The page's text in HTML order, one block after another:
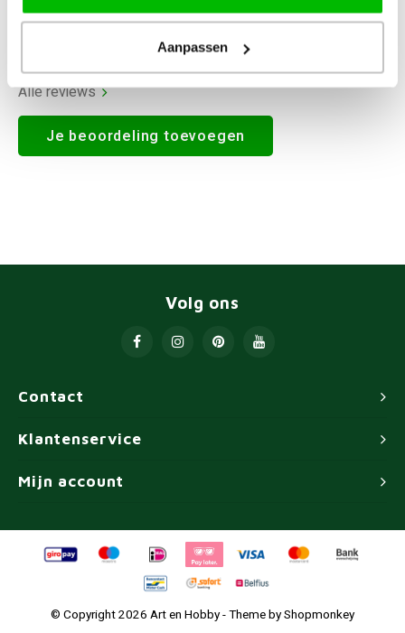
Aanpassen
Alle reviews
Je beoordeling toevoegen
Contact
Volg ons
Klantenservice
Mijn account
© Copyright 2026 Art en Hobby - Theme byShopmonkey